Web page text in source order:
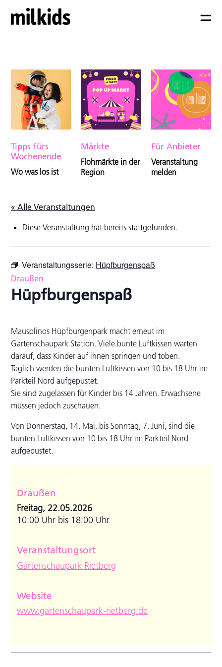
Tipps fürs
Wochenende
Wo was los ist
Märkte
Flohmärkte in der
Region
Für Anbieter
Veranstaltung
melden
« Alle Veranstaltungen
Diese Veranstaltung hat bereits stattgefunden.
Veranstaltungsserie: Hüpfburgenspaß
Draußen
Hüpfburgenspaß
Mausolinos Hüpfburgenpark macht erneut im
Gartenschaupark Station. Viele bunte Luftkissen warten
darauf, dass Kinder auf ihnen springen und toben.
Täglich werden die bunten Luftkissen von 10 bis 18 Uhr im
Parkteil Nord aufgepustet.
Sie sind zugelassen für Kinder bis 14 Jahren. Erwachsene
müssen jedoch zuschauen.
Von Donnerstag, 14. Mai, bis Sonntag, 7. Juni, sind die
bunten Luftkissen von 10 bis 18 Uhr im Parkteil Nord
aufgepustet.
Draußen
Freitag, 22.05.2026
10:00 Uhr bis 18:00 Uhr
Veranstaltungsort
Gartenschaupark Rietberg
Website
www.gartenschaupark-rietberg.de